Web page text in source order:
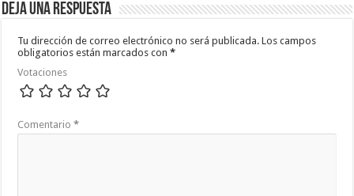
Deja una respuesta
Tu dirección de correo electrónico no será publicada. Los campos
obligatorios están marcados con*
Votaciones
Comentario*